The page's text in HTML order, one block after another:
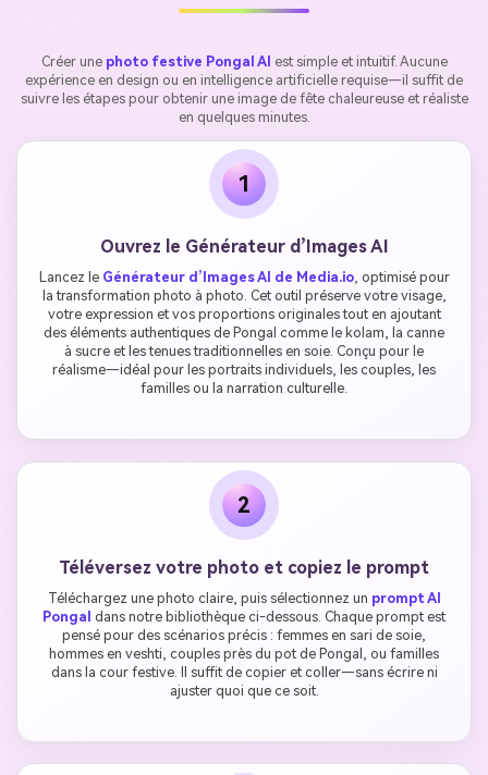
Créer une photo festive Pongal AI est simple et intuitif. Aucune
expérience en design ou en intelligence artificielle requise—il suffit de
suivre les étapes pour obtenir une image de fête chaleureuse et réaliste
en quelques minutes.
1
Ouvrez le Générateur d’Images AI
Lancez le Générateur d’Images AI de Media.io, optimisé pour
la transformation photo à photo. Cet outil préserve votre visage,
votre expression et vos proportions originales tout en ajoutant
des éléments authentiques de Pongal comme le kolam, la canne
à sucre et les tenues traditionnelles en soie. Conçu pour le
réalisme—idéal pour les portraits individuels, les couples, les
familles ou la narration culturelle.
2
Téléversez votre photo et copiez le prompt
Téléchargez une photo claire, puis sélectionnez un prompt AI
Pongal dans notre bibliothèque ci-dessous. Chaque prompt est
pensé pour des scénarios précis : femmes en sari de soie,
hommes en veshti, couples près du pot de Pongal, ou familles
dans la cour festive. Il suffit de copier et coller—sans écrire ni
ajuster quoi que ce soit.